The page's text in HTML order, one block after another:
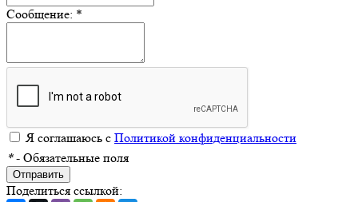
Сообщение: *
Я соглашаюсь с Политикой конфиденциальности
*- Обязательные поля
Отправить
Поделиться ссылкой: